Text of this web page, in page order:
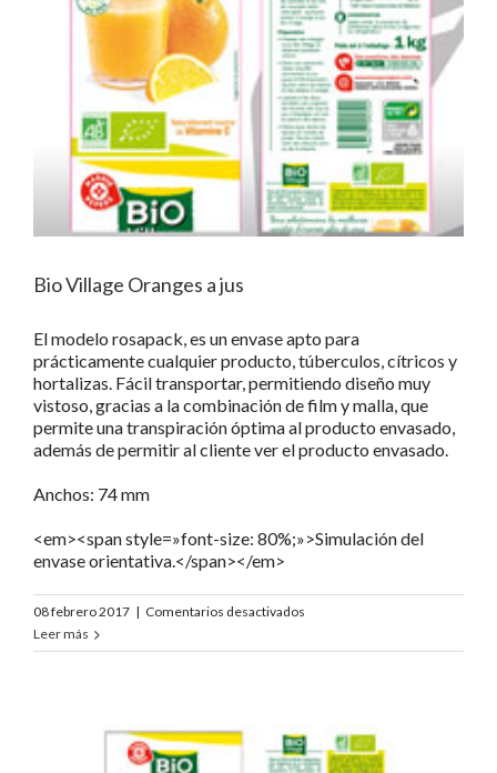
Bio Village Oranges a jus
El modelo rosapack, es un envase apto para
prácticamente cualquier producto, túberculos, cítricos y
hortalizas. Fácil transportar, permitiendo diseño muy
vistoso, gracias a la combinación de film y malla, que
permite una transpiración óptima al producto envasado,
además de permitir al cliente ver el producto envasado.
Anchos: 74 mm
<em><span style=»font-size: 80%;»>Simulación del
envase orientativa.</span></em>
08 febrero 2017 | Comentarios desactivados
Village
Leer más